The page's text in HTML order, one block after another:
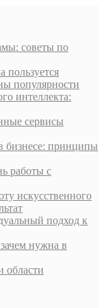
советы по
пользуется
популярности
интеллекта:
сервисы
бизнесе: принципы
работы с
искусственного
подход к
нужна в
области